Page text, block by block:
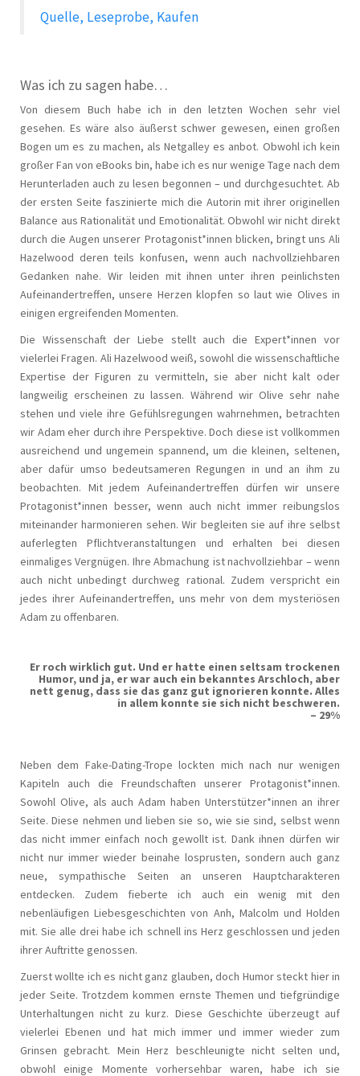
Quelle, Leseprobe, Kaufen
Was ich zu sagen habe…
Von diesem Buch habe ich in den letzten Wochen sehr viel
gesehen. Es wäre also äußerst schwer gewesen, einen großen
Bogen um es zu machen, als Netgalley es anbot. Obwohl ich kein
großer Fan von eBooks bin, habe ich es nur wenige Tage nach dem
Herunterladen auch zu lesen begonnen – und durchgesuchtet. Ab
der ersten Seite faszinierte mich die Autorin mit ihrer originellen
Balance aus Rationalität und Emotionalität. Obwohl wir nicht direkt
durch die Augen unserer Protagonist*innen blicken, bringt uns Ali
Hazelwood deren teils konfusen, wenn auch nachvollziehbaren
Gedanken nahe. Wir leiden mit ihnen unter ihren peinlichsten
Aufeinandertreffen, unsere Herzen klopfen so laut wie Olives in
einigen ergreifenden Momenten.
Die Wissenschaft der Liebe stellt auch die Expert*innen vor
vielerlei Fragen. Ali Hazelwood weiß, sowohl die wissenschaftliche
Expertise der Figuren zu vermitteln, sie aber nicht kalt oder
langweilig erscheinen zu lassen. Während wir Olive sehr nahe
stehen und viele ihre Gefühlsregungen wahrnehmen, betrachten
wir Adam eher durch ihre Perspektive. Doch diese ist vollkommen
ausreichend und ungemein spannend, um die kleinen, seltenen,
aber dafür umso bedeutsameren Regungen in und an ihm zu
beobachten. Mit jedem Aufeinandertreffen dürfen wir unsere
Protagonist*innen besser, wenn auch nicht immer reibungslos
miteinander harmonieren sehen. Wir begleiten sie auf ihre selbst
auferlegten Pflichtveranstaltungen und erhalten bei diesen
einmaliges Vergnügen. Ihre Abmachung ist nachvollziehbar – wenn
auch nicht unbedingt durchweg rational. Zudem verspricht ein
jedes ihrer Aufeinandertreffen, uns mehr von dem mysteriösen
Adam zu offenbaren.
Er roch wirklich gut. Und er hatte einen seltsam trockenen
Humor, und ja, er war auch ein bekanntes Arschloch, aber
nett genug, dass sie das ganz gut ignorieren konnte. Alles
in allem konnte sie sich nicht beschweren.
– 29%
Neben dem Fake-Dating-Trope lockten mich nach nur wenigen
Kapiteln auch die Freundschaften unserer Protagonist*innen.
Sowohl Olive, als auch Adam haben Unterstützer*innen an ihrer
Seite. Diese nehmen und lieben sie so, wie sie sind, selbst wenn
das nicht immer einfach noch gewollt ist. Dank ihnen dürfen wir
nicht nur immer wieder beinahe losprusten, sondern auch ganz
neue, sympathische Seiten an unseren Hauptcharakteren
entdecken. Zudem fieberte ich auch ein wenig mit den
nebenläufigen Liebesgeschichten von Anh, Malcolm und Holden
mit. Sie alle drei habe ich schnell ins Herz geschlossen und jeden
ihrer Auftritte genossen.
Zuerst wollte ich es nicht ganz glauben, doch Humor steckt hier in
jeder Seite. Trotzdem kommen ernste Themen und tiefgründige
Unterhaltungen nicht zu kurz. Diese Geschichte überzeugt auf
vielerlei Ebenen und hat mich immer und immer wieder zum
Grinsen gebracht. Mein Herz beschleunigte nicht selten und,
obwohl einige Momente vorhersehbar waren, habe ich sie